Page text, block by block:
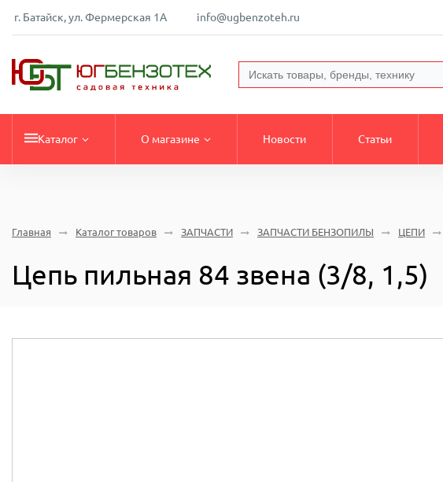
г. Батайск, ул. Фермерская 1А info@ugbenzoteh.ru
Каталог О магазине Новости Статьи
Главная Каталог товаров ЗАПЧАСТИ ЗАПЧАСТИ БЕНЗОПИЛЫ ЦЕПИ
Цепь пильная 84 звена (3/8, 1,5)